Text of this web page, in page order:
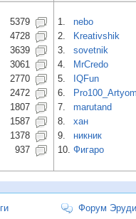
5379
4728
3639
3061
2770
2472
1807
1587
1378
937
1. nebo
2.
Kreativshik
3.
sovetnik
4.
MrCredo
5.
IQFun
6.
Pro100_Artyom
7.
marutand
8.
хан
9.
никник
10. Фигаро
Форум